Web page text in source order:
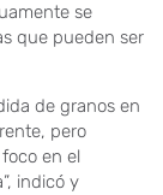
se
que pueden ser
de granos en
pero
en el
indicó y